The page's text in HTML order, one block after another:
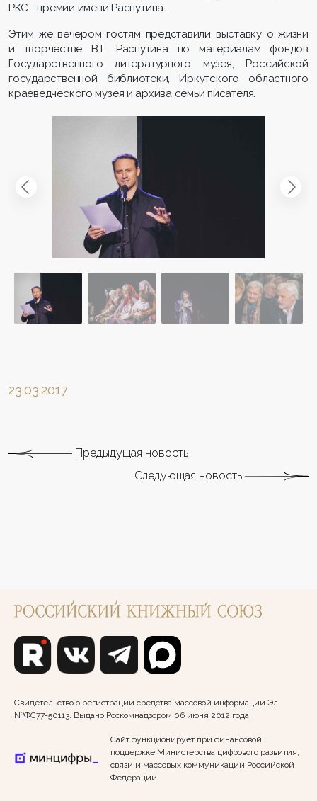
РКС - премии имени Распутина.
Этим же вечером гостям представили выставку о жизни
и творчестве В.Г. Распутина по материалам фондов
Государственного литературного музея, Российской
государственной библиотеки, Иркутского областного
краеведческого музея и архива семьи писателя.
23.03.2017
Предыдущая новость
Следующая новость
Свидетельство о регистрации средства массовой информации Эл
№ФС77-50113. Выдано Роскомнадзором 06 июня 2012 года.
Сайт функционирует при финансовой
поддержке Министерства цифрового развития,
связи и массовых коммуникаций Российской
Федерации.